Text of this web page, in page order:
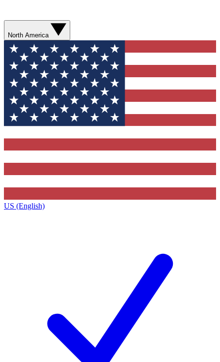
North America
US (English)